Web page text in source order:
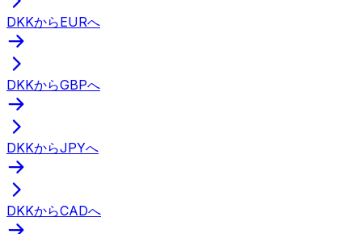
DKKからEURへ
DKKからGBPへ
DKKからJPYへ
DKKからCADへ